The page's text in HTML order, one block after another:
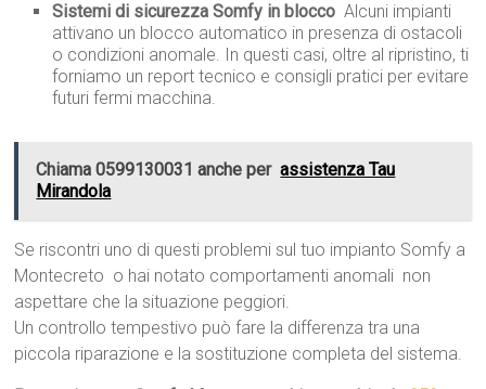
Sistemi di sicurezza Somfy in blocco  Alcuni impianti
attivano un blocco automatico in presenza di ostacoli
o condizioni anomale. In questi casi, oltre al ripristino, ti
forniamo un report tecnico e consigli pratici per evitare
futuri fermi macchina.
Chiama 0599130031 anche per assistenza Tau
Mirandola
Se riscontri uno di questi problemi sul tuo impianto Somfy a
Montecreto  o hai notato comportamenti anomali  non
aspettare che la situazione peggiori.
Un controllo tempestivo può fare la differenza tra una
piccola riparazione e la sostituzione completa del sistema.